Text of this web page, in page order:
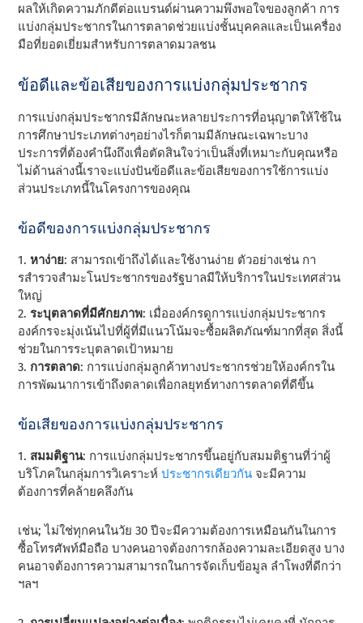
ผลให้เกิดความภักดีต่อแบรนด์ผ่านความพึงพอใจของลูกค้า การ
แบ่งกลุ่มประชากรในการตลาดช่วยแบ่งชั้นบุคคลและเป็นเครื่อง
มือที่ยอดเยี่ยมสําหรับการตลาดมวลชน
ข้อดีและข้อเสียของการแบ่งกลุ่มประชากร
การแบ่งกลุ่มประชากรมีลักษณะหลายประการที่อนุญาตให้ใช้ใน
การศึกษาประเภทต่างๆอย่างไรก็ตามมีลักษณะเฉพาะบาง
ประการที่ต้องคํานึงถึงเพื่อตัดสินใจว่าเป็นสิ่งที่เหมาะกับคุณหรือ
ไม่ด้านล่างนี้เราจะแบ่งปันข้อดีและข้อเสียของการใช้การแบ่ง
ส่วนประเภทนี้ในโครงการของคุณ
ข้อดีของการแบ่งกลุ่มประชากร
1.หาง่าย: สามารถเข้าถึงได้และใช้งานง่าย ตัวอย่างเช่น กา
รสํารวจสํามะโนประชากรของรัฐบาลมีให้บริการในประเทศส่วน
ใหญ่
2.ระบุตลาดที่มีศักยภาพ: เมื่อองค์กรดูการแบ่งกลุ่มประชากร
องค์กรจะมุ่งเน้นไปที่ผู้ที่มีแนวโน้มจะซื้อผลิตภัณฑ์มากที่สุด สิ่งนี้
ช่วยในการระบุตลาดเป้าหมาย
3. การตลาด: การแบ่งกลุ่มลูกค้าทางประชากรช่วยให้องค์กรใน
การพัฒนาการเข้าถึงตลาดเพื่อกลยุทธ์ทางการตลาดที่ดีขึ้น
ข้อเสียของการแบ่งกลุ่มประชากร
1. สมมติฐาน: การแบ่งกลุ่มประชากรขึ้นอยู่กับสมมติฐานที่ว่าผู้
บริโภคในกลุ่มการวิเคราะห์ประชากรเดียวกัน จะมีความ
ต้องการที่คล้ายคลึงกัน
เช่น; ไม่ใช่ทุกคนในวัย 30 ปีจะมีความต้องการเหมือนกันในการ
ซื้อโทรศัพท์มือถือ บางคนอาจต้องการกล้องความละเอียดสูง บาง
คนอาจต้องการความสามารถในการจัดเก็บข้อมูล ลําโพงที่ดีกว่า
ฯลฯ